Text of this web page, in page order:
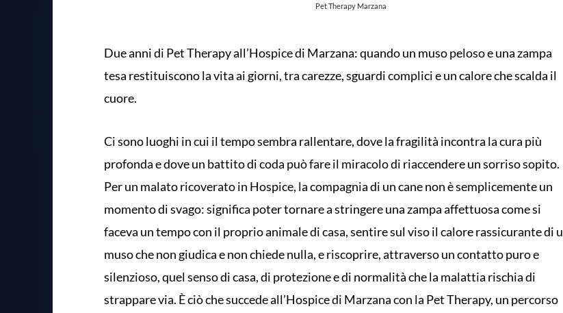
Pet Therapy Marzana
Due anni di Pet Therapy all’Hospice di Marzana: quando un muso peloso e una zampa
tesa restituiscono la vita ai giorni, tra carezze, sguardi complici e un calore che scalda il
cuore.
Ci sono luoghi in cui il tempo sembra rallentare, dove la fragilità incontra la cura più
profonda e dove un battito di coda può fare il miracolo di riaccendere un sorriso sopito.
Per un malato ricoverato in Hospice, la compagnia di un cane non è semplicemente un
momento di svago: significa poter tornare a stringere una zampa affettuosa come si
faceva un tempo con il proprio animale di casa, sentire sul viso il calore rassicurante di
muso che non giudica e non chiede nulla, e riscoprire, attraverso un contatto puro e
silenzioso, quel senso di casa, di protezione e di normalità che la malattia rischia di
strappare via. È ciò che succede all’Hospice di Marzana con la Pet Therapy, un percorso